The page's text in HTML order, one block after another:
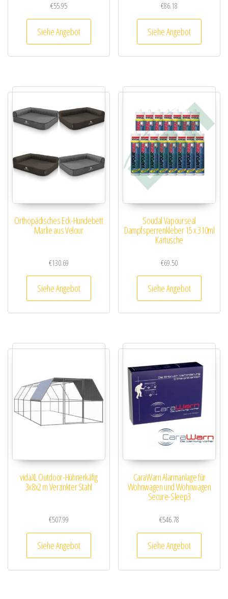
€55.95
Siehe Angebot
€86.18
Siehe Angebot
Orthopädisches Eck-Hundebett
Marlie aus Velour
€130.69
Siehe Angebot
Soudal Vapourseal
Dampfsperrenkleber 15 x 310ml
Kartusche
€69.50
Siehe Angebot
vidaXL Outdoor-Hühnerkäfig
3x8x2 m Verzinkter Stahl
€507.99
Siehe Angebot
CaraWarn Alarmanlage für
Wohnwagen und Wohnwagen
Secure-Sleep3
€546.78
Siehe Angebot